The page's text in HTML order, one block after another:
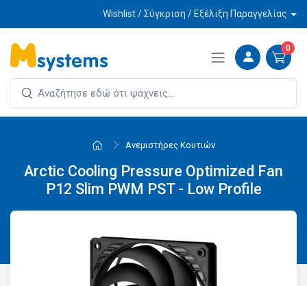
Wishlist / Σύγκριση / Εξέλιξη Παραγγελίας
0
Ανεμιστήρες Κουτιών
Arctic Cooling Pressure Optimized Fan
P12 Slim PWM PST - Low Profile